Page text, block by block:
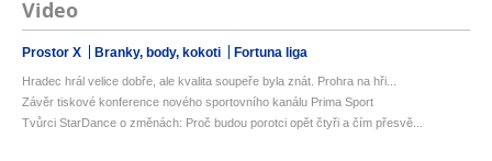
Video
Prostor X Branky, body, kokoti Fortuna liga
Hradec hrál velice dobře, ale kvalita soupeře byla znát. Prohra na hři...
Závěr tiskové konference nového sportovního kanálu Prima Sport
Tvůrci StarDance o změnách: Proč budou porotci opět čtyři a čím přesvě...